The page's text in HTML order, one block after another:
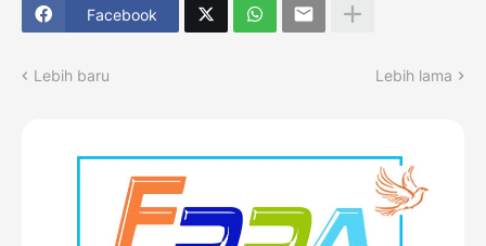
Facebook
Lebih baru Lebih lama